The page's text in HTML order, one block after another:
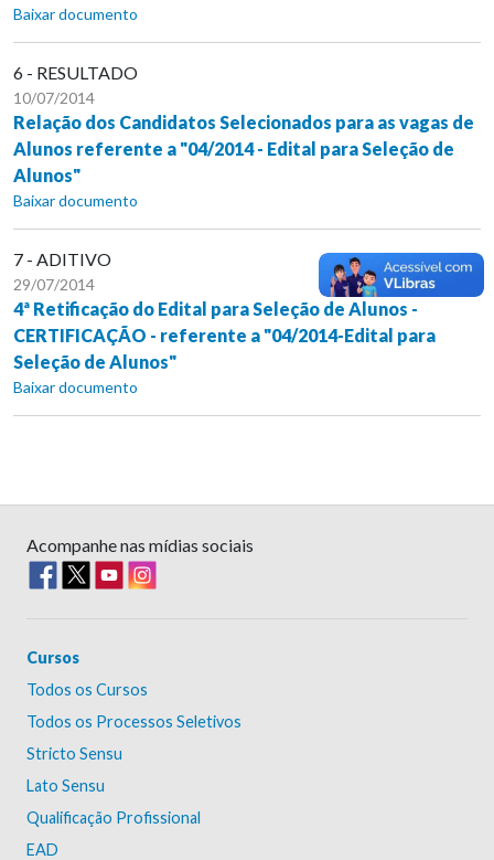
Baixar documento
6 - RESULTADO
10/07/2014
Relação dos Candidatos Selecionados para as vagas de
Alunos referente a "04/2014 - Edital para Seleção de
Alunos"
Baixar documento
7 - ADITIVO
29/07/2014
4ª Retificação do Edital para Seleção de Alunos -
CERTIFICAÇÃO - referente a "04/2014-Edital para
Seleção de Alunos"
Baixar documento
Acompanhe nas mídias sociais
Cursos
Todos os Cursos
Todos os Processos Seletivos
Stricto Sensu
Lato Sensu
Qualificação Profissional
EAD